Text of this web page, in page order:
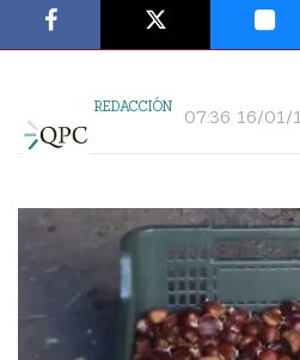
REDACCIÓN 07:36 16/01/